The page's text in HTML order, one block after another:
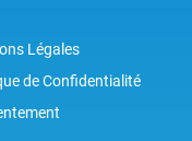
Légales
de Confidentialité